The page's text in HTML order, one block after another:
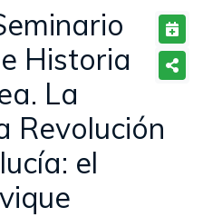
Historia
La
Revolución
el